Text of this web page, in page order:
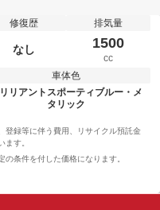
修復歴
なし
排気量
1500
cc
車体色
リアントスポーティブルー・メ
タリック
登録等に伴う費用、リサイクル預託金
ます。
条件を付した価格になります。